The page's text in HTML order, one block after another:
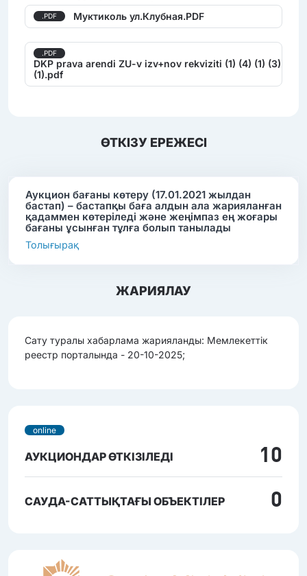
.PDF Муктиколь ул.Клубная.PDF
.PDF
DKP prava arendi ZU-v izv+nov rekviziti (1) (4) (1) (3)
(1).pdf
ӨТКІЗУ ЕРЕЖЕСІ
Аукцион бағаны көтеру (17.01.2021 жылдан
бастап) – бастапқы баға алдын ала жарияланған
қадаммен көтеріледі және жеңімпаз ең жоғары
бағаны ұсынған тұлға болып танылады
Толығырақ
ЖАРИЯЛАУ
Сату туралы хабарлама жарияланды: Мемлекеттік
реестр порталында - 20-10-2025;
online
АУКЦИОНДАР ӨТКІЗІЛЕДІ 10
САУДА-САТТЫҚТАҒЫ ОБЪЕКТІЛЕР 0